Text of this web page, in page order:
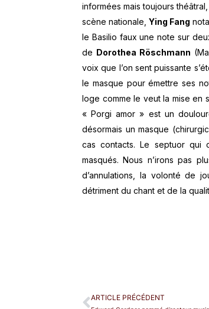
informées mais toujours
scène nationale,Ying Fang
le Basilio faux une note sur
de Dorothea Röschmann
voix que l’on sent puissante
le masque pour émettre ses
loge comme le veut la mise en
« Porgi amor » est un
désormais un masque
cas contacts. Le septuor qui
masqués. Nous n’irons pas
d’annulations, la volonté de
détriment du chant et de la
ARTICLE PRÉCÉDENT